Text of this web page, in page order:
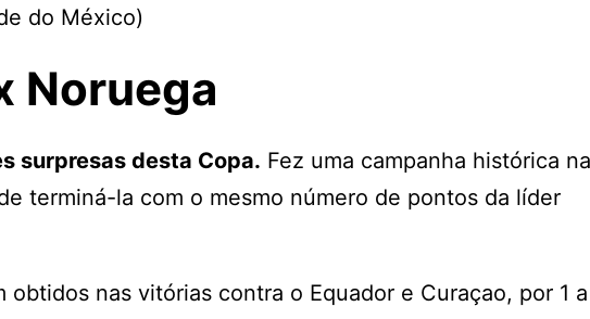
do México)
Noruega
surpresas desta Copa. Fez uma campanha histórica na
terminá-la com o mesmo número de pontos da líder
nas vitórias contra o Equador e Curaçao, por 1